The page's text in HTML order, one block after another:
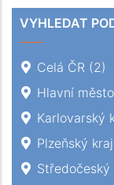
VYHLEDAT
Celá ČR (2)
Hlavní
Karlovarský
Plzeňský kraj
Středočeský